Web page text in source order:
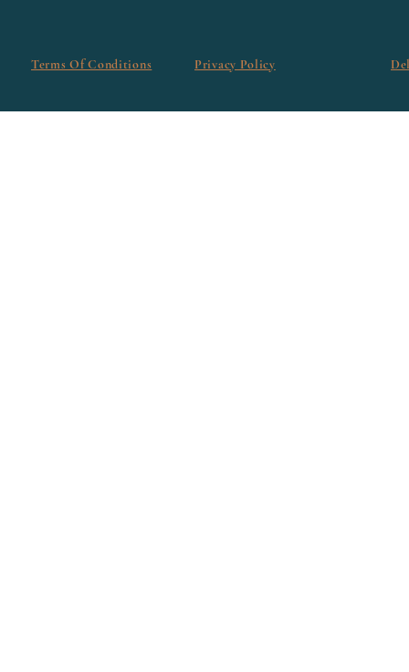
Terms Of Conditions Privacy Policy